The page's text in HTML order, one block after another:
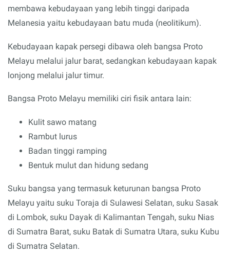
membawa kebudayaan yang lebih tinggi daripada
Melanesia yaitu kebudayaan batu muda (neolitikum).
Kebudayaan kapak persegi dibawa oleh bangsa Proto
Melayu melalui jalur barat, sedangkan kebudayaan kapak
lonjong melalui jalur timur.
Bangsa Proto Melayu memiliki ciri fisik antara lain:
Kulit sawo matang
Rambut lurus
Badan tinggi ramping
Bentuk mulut dan hidung sedang
Suku bangsa yang termasuk keturunan bangsa Proto
Melayu yaitu suku Toraja di Sulawesi Selatan, suku Sasak
di Lombok, suku Dayak di Kalimantan Tengah, suku Nias
di Sumatra Barat, suku Batak di Sumatra Utara, suku Kubu
di Sumatra Selatan.